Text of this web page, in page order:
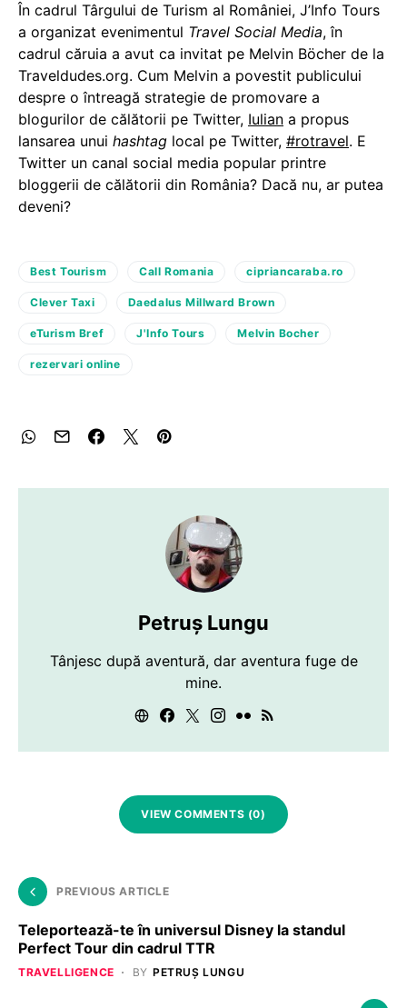
În cadrul Târgului de Turism al României, J’Info Tours
a organizat evenimentul Travel Social Media, în
cadrul căruia a avut ca invitat pe Melvin Böcher de la
Traveldudes.org. Cum Melvin a povestit publicului
despre o întreagă strategie de promovare a
blogurilor de călătorii pe Twitter, Iulian a propus
lansarea unui hashtag local pe Twitter, #rotravel. E
Twitter un canal social media popular printre
bloggerii de călătorii din România? Dacă nu, ar putea
deveni?
Best Tourism Call Romania cipriancaraba.ro
Clever Taxi Daedalus Millward Brown
eTurism Bref J'Info Tours Melvin Bocher
rezervari online
Petruș Lungu
Tânjesc după aventură, dar aventura fuge de
mine.
VIEW COMMENTS (0)
PREVIOUS ARTICLE
Teleportează-te în universul Disney la standul
Perfect Tour din cadrul TTR
TRAVELLIGENCE BY PETRUȘ LUNGU